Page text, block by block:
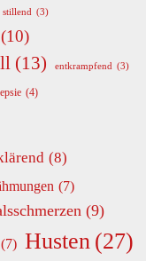
stillend (3)
(10)
(13) entkrampfend (3)
(4)
(8)
(7)
(9)
(7) Husten (27)